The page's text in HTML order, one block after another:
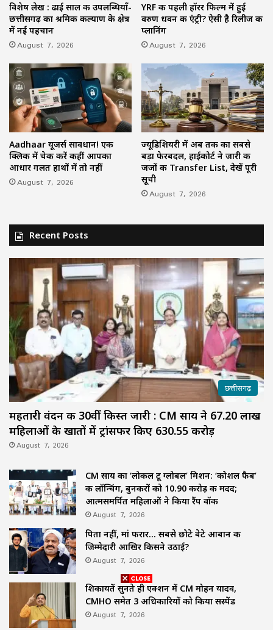
विशेष लेख : ढाई साल की उपलब्धियाँ-
छत्तीसगढ़ का श्रमिक कल्याण के क्षेत्र
में नई पहचान
August 7, 2026
YRF की पहली हॉरर फिल्म में हुई
वरुण धवन की एंट्री? ऐसी है रिलीज की
प्लानिंग
August 7, 2026
Aadhaar यूजर्स सावधान! एक
क्लिक में चेक करें कहीं आपका
आधार गलत हाथों में तो नहीं
August 7, 2026
ज्यूडिशियरी में अब तक का सबसे
बड़ा फेरबदल, हाईकोर्ट ने जारी की
जजों की Transfer List, देखें पूरी
सूची
August 7, 2026
Recent Posts
छत्तीसगढ़
महतारी वंदन की 30वीं किस्त जारी : CM साय ने 67.20 लाख
महिलाओं के खातों में ट्रांसफर किए ₹630.55 करोड़
August 7, 2026
CM साय का ‘लोकल टू ग्लोबल’ मिशन: ‘कोशल फैब’
की लॉन्चिंग, बुनकरों को 10.90 करोड़ की मदद;
आत्मसमर्पित महिलाओं ने किया रैंप वॉक
August 7, 2026
पिता नहीं, मां फरार… सबसे छोटे बेटे आबान की
जिम्मेदारी आखिर किसने उठाई?
August 7, 2026
शिकायतें सुनते ही एक्शन में CM मोहन यादव,
CMHO समेत 3 अधिकारियों को किया सस्पेंड
August 7, 2026